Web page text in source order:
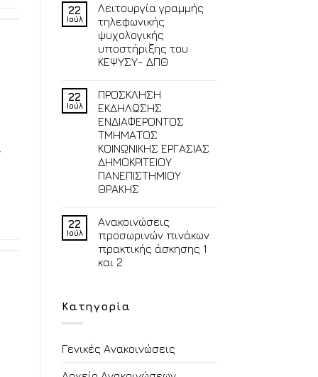
22
Ιούλ
Λειτουργία γραμμής
τηλεφωνικής
ψυχολογικής
υποστήριξης του
ΚΕΨΥΣΥ- ΔΠΘ
22
Ιούλ
ΠΡΟΣΚΛΗΣΗ
ΕΚΔΗΛΩΣΗΣ
ΕΝΔΙΑΦΕΡΟΝΤΟΣ
ΤΜΗΜΑΤΟΣ
ΚΟΙΝΩΝΙΚΗΣ ΕΡΓΑΣΙΑΣ
ΔΗΜΟΚΡΙΤΕΙΟΥ
ΠΑΝΕΠΙΣΤΗΜΙΟΥ
ΘΡΑΚΗΣ
22
Ιούλ
Ανακοινώσεις
προσωρινών πινάκων
πρακτικής άσκησης 1
και 2
Κατηγορία
Γενικές Ανακοινώσεις